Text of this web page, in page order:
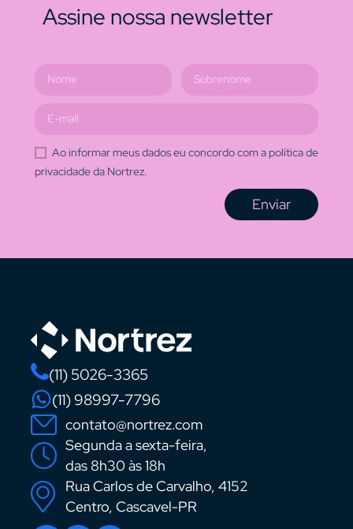
Assine nossa newsletter
Ao informar meus dados eu concordo com a política de
privacidade da Nortrez.
Enviar
(11) 5026-3365
(11) 98997-7796
contato@nortrez.com
Segunda a sexta-feira,
das 8h30 às 18h
Rua Carlos de Carvalho, 4152
Centro, Cascavel-PR